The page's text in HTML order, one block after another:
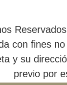
con fines
y su
previo por